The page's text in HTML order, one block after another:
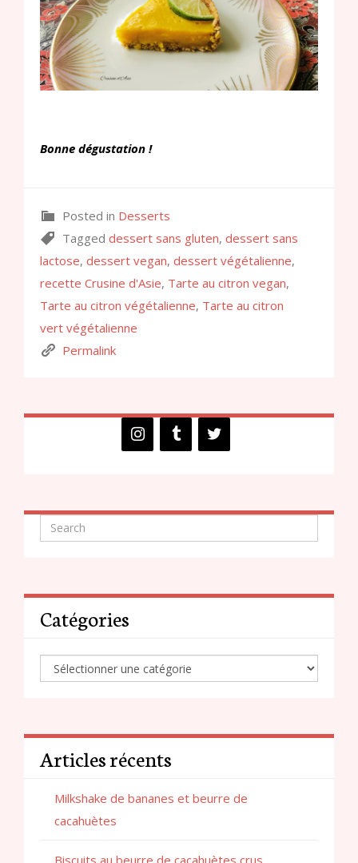
Bonne dégustation !
Posted in Desserts
Tagged dessert sans gluten, dessert sans
lactose, dessert vegan, dessert végétalienne,
recette Crusine d'Asie, Tarte au citron vegan,
Tarte au citron végétalienne, Tarte au citron
vert végétalienne
Permalink
Catégories
Articles récents
Milkshake de bananes et beurre de
cacahuètes
Biscuits au beurre de cacahuètes crus